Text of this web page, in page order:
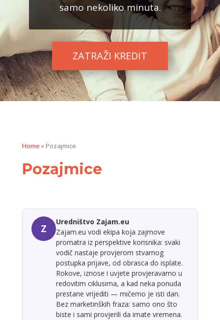
samo nekoliko minuta.
ZATRAŽI KREDIT
Home » Pozajmice
Pozajmice
Z
Uredništvo Zajam.eu
Zajam.eu vodi ekipa koja zajmove
promatra iz perspektive korisnika: svaki
vodič nastaje provjerom stvarnog
postupka prijave, od obrasca do isplate.
Rokove, iznose i uvjete provjeravamo u
redovitim ciklusima, a kad neka ponuda
prestane vrijediti — mičemo je isti dan.
Bez marketinških fraza: samo ono što
biste i sami provjerili da imate vremena.